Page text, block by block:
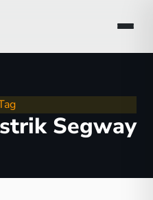
Segway